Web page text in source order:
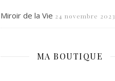
Miroir de la Vie 24 novembre 2023
MA BOUTIQUE